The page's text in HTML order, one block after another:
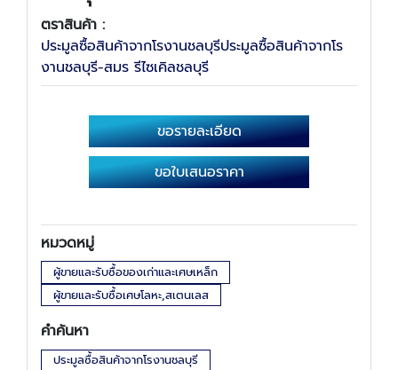
ตราสินค้า :
ประมูลซื้อสินค้าจากโรงานชลบุรีประมูลซื้อสินค้าจากโร
งานชลบุรี-สมร รีไซเคิลชลบุรี
ขอรายละเอียด
ขอใบเสนอราคา
หมวดหมู่
ผู้ขายและรับซื้อของเก่าและเศษเหล็ก
ผู้ขายและรับซื้อเศษโลหะ,สเตนเลส
คำค้นหา
ประมูลซื้อสินค้าจากโรงานชลบุรี